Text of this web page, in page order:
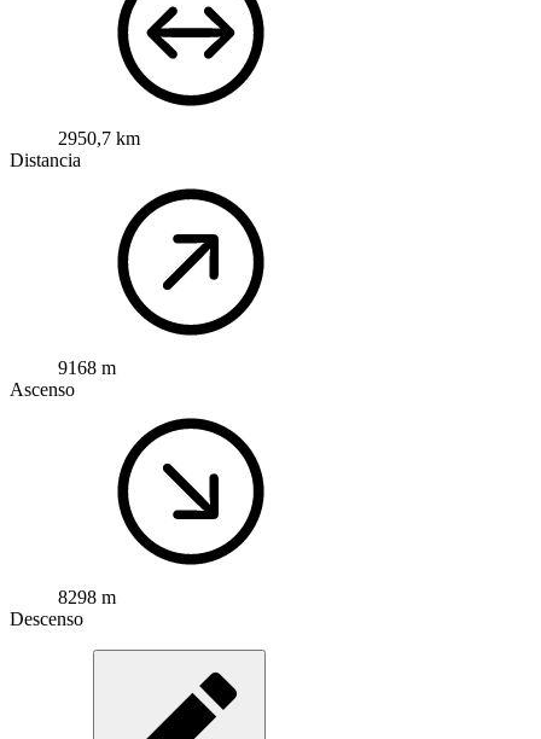
2950,7 km
Distancia
9168 m
Ascenso
8298 m
Descenso